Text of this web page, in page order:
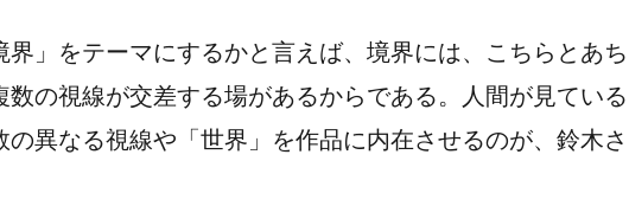
」をテーマにするかと言えば、境界には、こちらとあち
数の視線が交差する場があるからである。人間が見ている
の異なる視線や「世界」を作品に内在させるのが、鈴木さ